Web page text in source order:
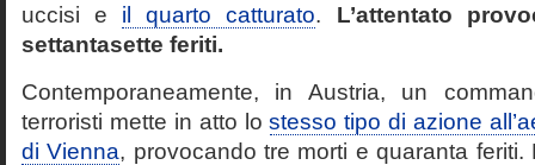
uccisi e il quarto catturato. L’attentato
settantasette feriti.
Contemporaneamente, in Austria, un
terroristi mette in atto lostesso tipo di azione
di Vienna, provocando tre morti e quaranta